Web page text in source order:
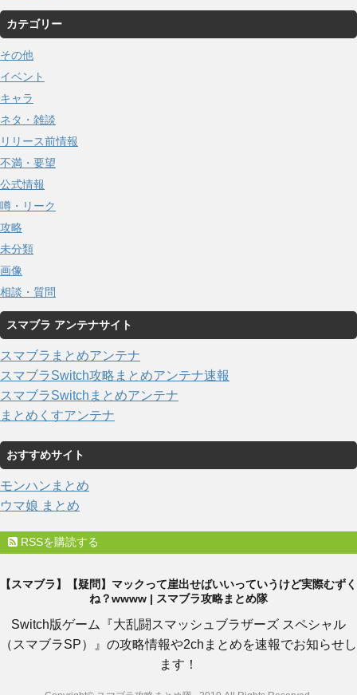
カテゴリー
その他
イベント
キャラ
ネタ・雑談
リリース前情報
不満・要望
公式情報
噂・リーク
攻略
未分類
画像
相談・質問
スマブラ アンテナサイト
スマブラまとめアンテナ
スマブラSwitch攻略まとめアンテナ速報
スマブラSwitchまとめアンテナ
まとめくすアンテナ
おすすめサイト
モンハンまとめ
ウマ娘 まとめ
RSSを購読する
【スマブラ】【疑問】マックって崖出せばいいっていうけど実際むずく
ね？wwww | スマブラ攻略まとめ隊
Switch版ゲーム『大乱闘スマッシュブラザーズ スペシャル
（スマブラSP）』の攻略情報や2chまとめを速報でお知らせし
ます！